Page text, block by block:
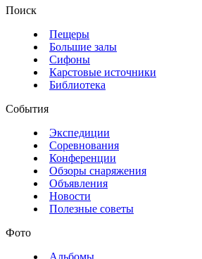
Поиск
Пещеры
Большие залы
Сифоны
Карстовые источники
Библиотека
События
Экспедиции
Соревнования
Конференции
Обзоры снаряжения
Объявления
Новости
Полезные советы
Фото